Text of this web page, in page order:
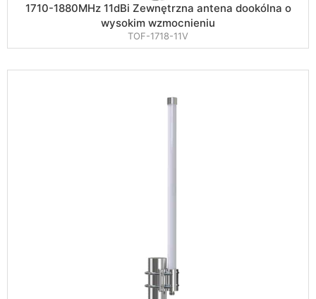
1710-1880MHz 11dBi Zewnętrzna antena dookólna o
wysokim wzmocnieniu
TOF-1718-11V